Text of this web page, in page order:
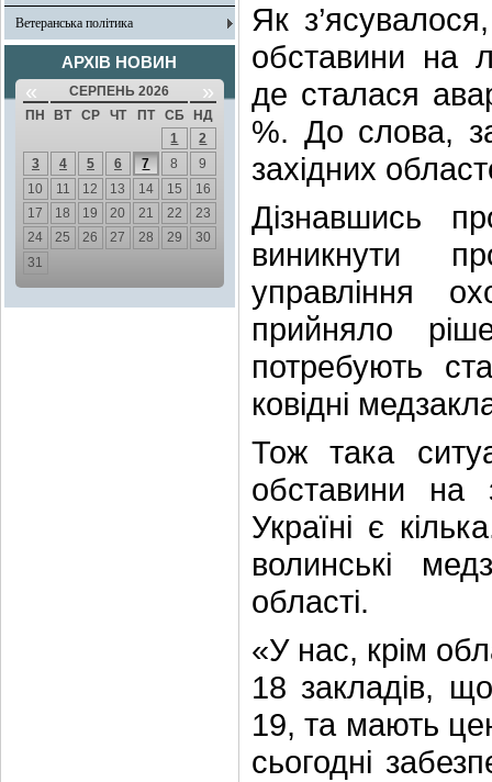
Ветеранська політика
АРХІВ НОВИН
« СЕРПЕНЬ 2026 »
ПН ВТ СР ЧТ ПТ СБ
НД
1
2
3
4 5 6 7 8
9
10
11 12 13 14 15
16
17
18 19 20 21 22
23
24
25 26 27 28 29
30
31
Як
обставини на
де сталася
%. До слова,
західних
Дізнавшись
виникнути
управління
прийняло
потребують
ковідні
Тож така
обставини на
Україні є
волинські
області.
«У нас, крім
18 закладів,
19, та мають
сьогодні